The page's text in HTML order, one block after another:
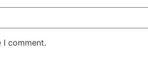
I comment.